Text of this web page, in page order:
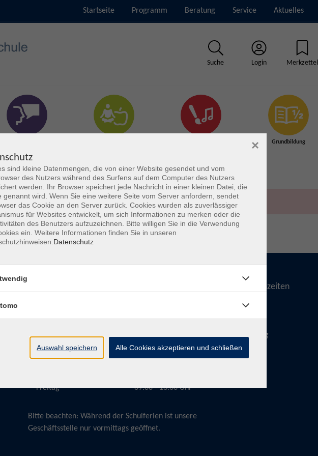
Startseite Programm Beratung Service Aktuelles
Suche Login Merkzettel
Grundbildung
Dienstag
Freitag
15:30 - 17:30 Uhr
09:00 - 13:00 Uhr
Bitte beachten: Während der Schulferien ist unsere
Geschäftsstelle nur vormittags geöffnet.
Telefonzeiten
Dienstag
sind kleine Datenmengen, die von einer Website gesendet und vom
des Nutzers während des Surfens auf dem Computer des Nutzers
werden. Ihr Browser speichert jede Nachricht in einer kleinen Datei, die
genannt wird. Wenn Sie eine weitere Seite vom Server anfordern, sendet
das Cookie an den Server zurück. Cookies wurden als zuverlässiger
für Websites entwickelt, um sich Informationen zu merken oder die
des Benutzers aufzuzeichnen. Bitte willigen Sie in die Verwendung
ein. Weitere Informationen finden Sie in unseren
Datenschutz
×
Auswahl speichern Alle Cookies akzeptieren und schließen